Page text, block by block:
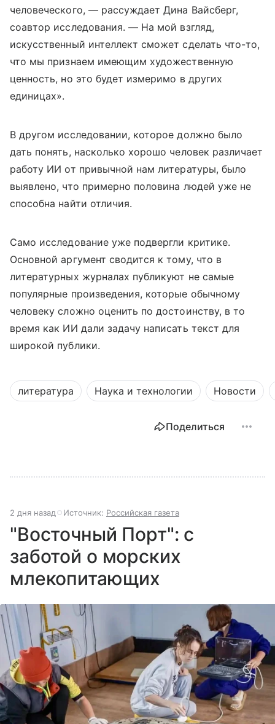
человеческого, — рассуждает Дина Вайсберг,
соавтор исследования. — На мой взгляд,
искусственный интеллект сможет сделать что-то,
что мы признаем имеющим художественную
ценность, но это будет измеримо в других
единицах».
В другом исследовании, которое должно было
дать понять, насколько хорошо человек различает
работу ИИ от привычной нам литературы, было
выявлено, что примерно половина людей уже не
способна найти отличия.
Само исследование уже подвергли критике.
Основной аргумент сводится к тому, что в
литературных журналах публикуют не самые
популярные произведения, которые обычному
человеку сложно оценить по достоинству, в то
время как ИИ дали задачу написать текст для
широкой публики.
литература Наука и технологии Новости
Поделиться
2 дня назад Источник: Российская газета
"Восточный Порт": с
заботой о морских
млекопитающих